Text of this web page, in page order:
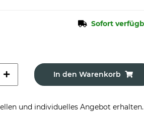
Sofort
In den Warenkorb
und individuelles Angebot erhalten.